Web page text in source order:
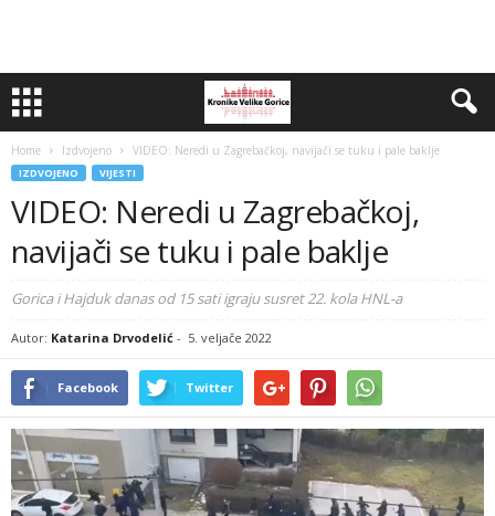
Home Izdvojeno VIDEO: Neredi u Zagrebačkoj, navijači se tuku i pale baklje
IZDVOJENO VIJESTI
VIDEO: Neredi u Zagrebačkoj,
navijači se tuku i pale baklje
Gorica i Hajduk danas od 15 sati igraju susret 22. kola HNL-a
Autor: Katarina Drvodelić - 5. veljače 2022
Facebook Twitter